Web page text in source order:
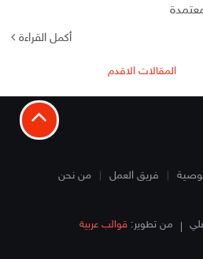
أكمل القراءة
المقالات الاقدم
فريق العمل من نحن
من تطوير:قوالب عربية